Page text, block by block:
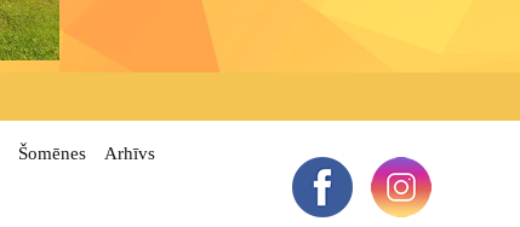
Šomēnes Arhīvs